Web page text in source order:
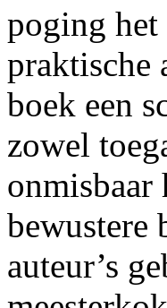
poging het
praktische
boek een
zowel
onmisbaar
bewustere
auteur’s